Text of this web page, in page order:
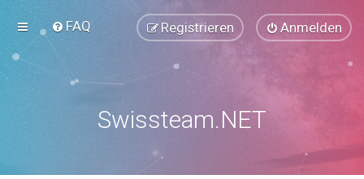
FAQ Anmelden
Registrieren
Swissteam.NET